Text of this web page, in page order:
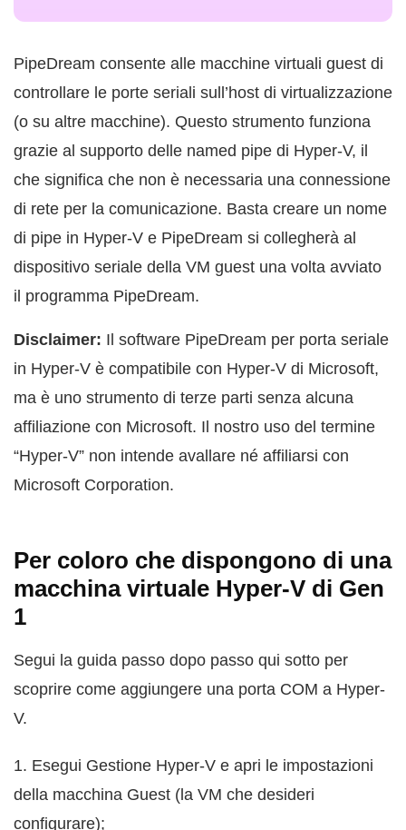
PipeDream consente alle macchine virtuali guest di
controllare le porte seriali sull’host di virtualizzazione
(o su altre macchine). Questo strumento funziona
grazie al supporto delle named pipe di Hyper-V, il
che significa che non è necessaria una connessione
di rete per la comunicazione. Basta creare un nome
di pipe in Hyper-V e PipeDream si collegherà al
dispositivo seriale della VM guest una volta avviato
il programma PipeDream.
Disclaimer: Il software PipeDream per porta seriale
in Hyper-V è compatibile con Hyper-V di Microsoft,
ma è uno strumento di terze parti senza alcuna
affiliazione con Microsoft. Il nostro uso del termine
“Hyper-V” non intende avallare né affiliarsi con
Microsoft Corporation.
Per coloro che dispongono di una
macchina virtuale Hyper-V di Gen
1
Segui la guida passo dopo passo qui sotto per
scoprire come aggiungere una porta COM a Hyper-
V.
1. Esegui Gestione Hyper-V e apri le impostazioni
della macchina Guest (la VM che desideri
configurare);